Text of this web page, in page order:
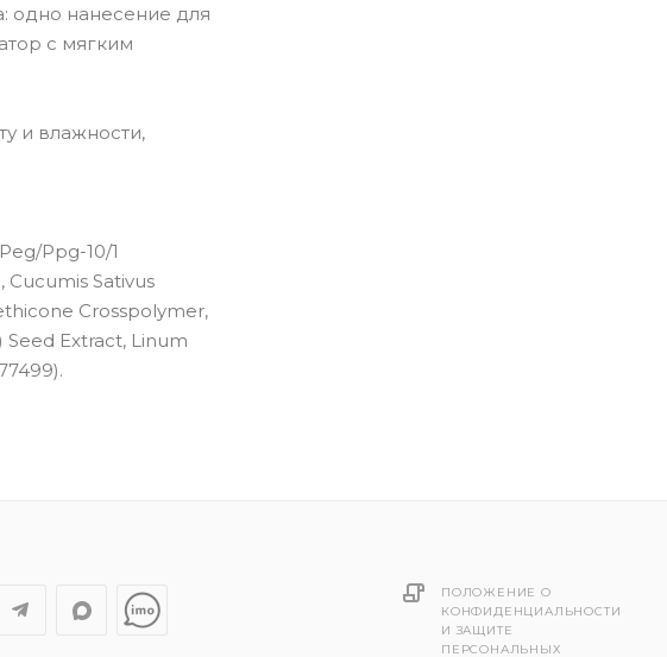
одно нанесение для
с мягким
и влажности,
Ppg-10/1
Sativus
Crosspolymer,
Extract, Linum
ПОЛОЖЕНИЕ О
КОНФИДЕНЦИАЛЬНОСТИ
И ЗАЩИТЕ
ПЕРСОНАЛЬНЫХ